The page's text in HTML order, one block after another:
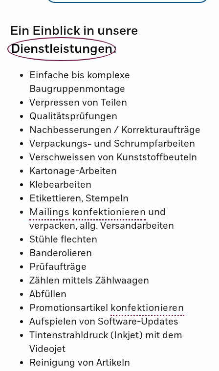
Ein Einblick in unsere
Dienstleistungen:​
Einfache bis komplexe
Baugruppenmontage
Verpressen von Teilen
Qualitätsprüfungen
Nachbesserungen / Korrekturaufträge
Verpackungs- und Schrumpfarbeiten
Verschweissen von Kunststoffbeuteln
Kartonage-Arbeiten
Klebearbeiten
Etikettieren, Stempeln
Mailings konfektionieren und
verpacken, allg. Versandarbeiten
Stühle flechten
Banderolieren
Prüfaufträge
Zählen mittels Zählwaagen
Abfüllen
Promotionsartikel konfektionieren
Aufspielen von Software-Updates
Tintenstrahldruck (Inkjet) mit dem
Videojet
Reinigung von Artikeln